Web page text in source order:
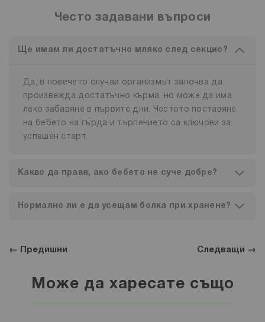
Често задавани въпроси
Ще имам ли достатъчно мляко след секцио?
Да, в повечето случаи организмът започва да
произвежда достатъчно кърма, но може да има
леко забавяне в първите дни. Честото поставяне
на бебето на гърда и търпението са ключови за
успешен старт.
Какво да правя, ако бебето не суче добре?
Нормално ли е да усещам болка при хранене?
← Предишни Следващи →
Може да харесате също